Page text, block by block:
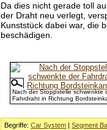
Da dies nicht gerade toll
der Draht neu verlegt,
Kunststück dabei war, die
beschädigen.
Nach der Stoppstelle schwenkte
Fahrdraht in Richtung
Begriffe:Car System |Segment